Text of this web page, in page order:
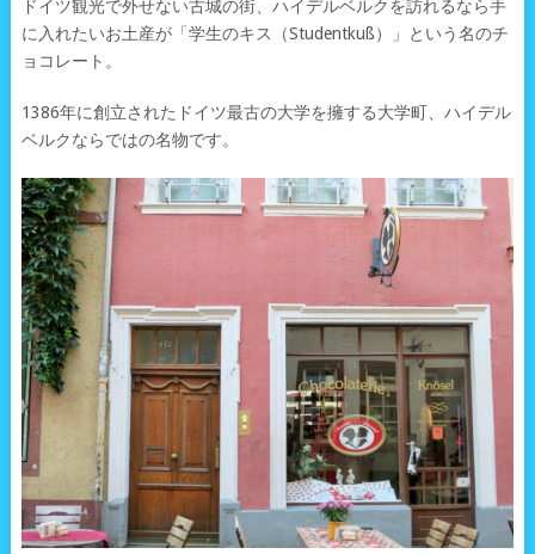
ドイツ観光で外せない古城の街、ハイデルベルクを訪れるなら手
に入れたいお土産が「学生のキス（Studentkuß）」という名のチ
ョコレート。
1386年に創立されたドイツ最古の大学を擁する大学町、ハイデル
ベルクならではの名物です。